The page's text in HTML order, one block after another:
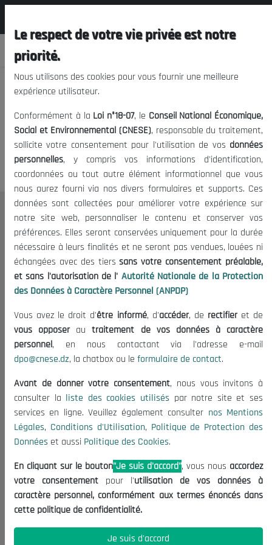
Nous vous prions de nous
excuser, mais l'accès à ce
contenu est restreint.
Le CNESE
A Propos
Le président
Organisation
Publications
Informations utiles
Appels d'offres et Consultations
Mentions Légales
Conditions d'Utilisation
Politique de Protection des Données
Politique des Cookies
Nous Contacter
(+213) 021 98 01 00|01|02
contact@cnese.dz
Suggestions ou Initiatives ?
Newsletter
dernières nouvelles.
Le respect de votre vie privée est notre
priorité.
Nous utilisons des cookies pour vous fournir une meilleure
expérience utilisateur.
Conformément à la Loi n°18-07, le Conseil National Économique,
Social et Environnemental (CNESE), responsable du traitement,
sollicite votre consentement pour l'utilisation de vos données
personnelles, y compris vos informations d'identification,
coordonnées ou tout autre élément informationnel que vous
nous aurez fourni via nos divers formulaires et supports. Ces
données sont collectées pour améliorer votre expérience sur
notre site web, personnaliser le contenu et conserver vos
préférences. Elles seront conservées uniquement pour la durée
nécessaire à leurs finalités et ne seront pas vendues, louées ni
échangées avec des tierssans votre consentement préalable,
et sans l'autorisation de l' Autorité Nationale de la Protection
des Données à Caractère Personnel (ANPDP)
Vous avez le droit d'être informé, d'accéder, de rectifieret de
vous opposerautraitement de vos données à caractère
personnel, en nous contactant via l'adresse e-mail
dpo@cnese.dz, la chatbox ou le formulaire de contact.
Avant de donner votre consentement, nous vous invitons à
consulter la liste des cookies utilisés par notre site et ses
services en ligne. Veuillez également consulter nos Mentions
Légales, Conditions d'Utilisation, Politique de Protection des
Données et aussi Politique des Cookies.
En cliquant sur le bouton"Je suis d'accord", vous nous accordez
votre consentement pour l'utilisation de vos données à
caractère personnel, conformément aux termes énoncés dans
cette politique de confidentialité.
Je suis d'accord